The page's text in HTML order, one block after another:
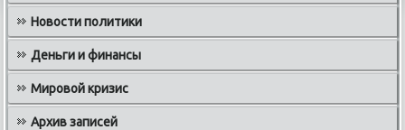
Новости политики
Деньги и финансы
Мировой кризис
Архив записей